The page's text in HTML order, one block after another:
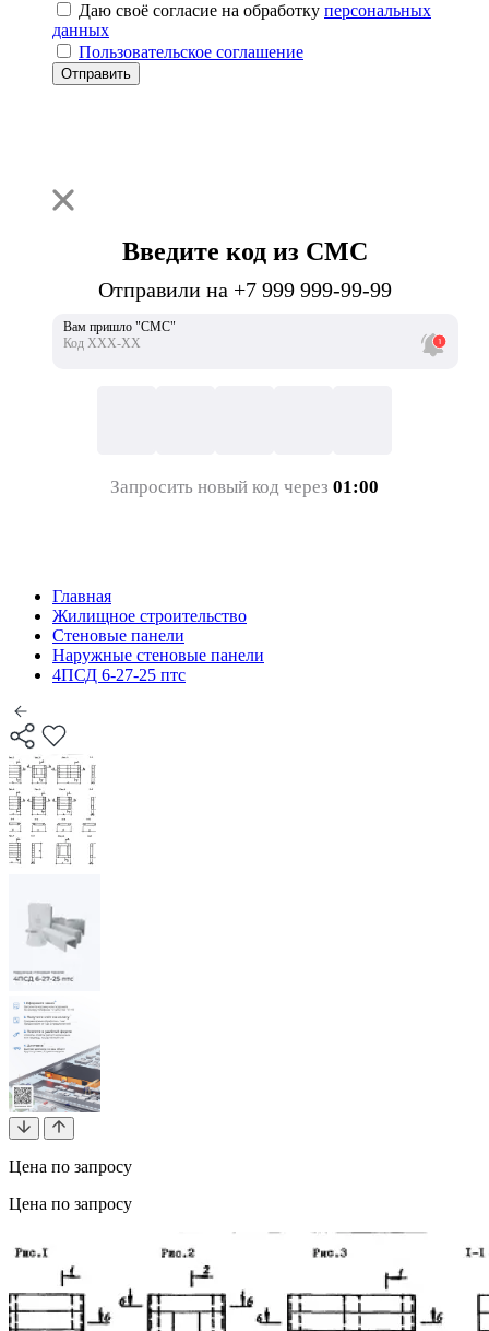
Даю своё согласие на обработку персональных
данных
Пользовательское соглашение
Отправить
Введите код из СМС
Отправили на +7 999 999-99-99
Вам пришло "СМС"
Код ХХХ-ХХ
Запросить новый код через 01:00
Главная
Жилищное строительство
Стеновые панели
Наружные стеновые панели
4ПСД 6-27-25 птс
Цена по запросу
Цена по запросу